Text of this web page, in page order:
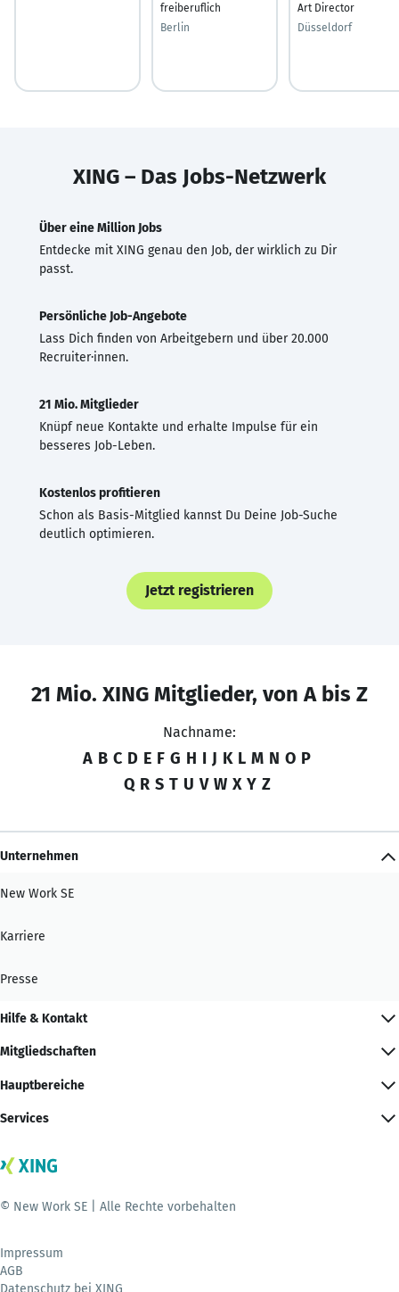
freiberuflich
Berlin
Art Director
Düsseldorf
XING – Das Jobs-Netzwerk
Über eine Million Jobs
Entdecke mit XING genau den Job, der wirklich zu Dir
passt.
Persönliche Job-Angebote
Lass Dich finden von Arbeitgebern und über 20.000
Recruiter·innen.
21 Mio. Mitglieder
Knüpf neue Kontakte und erhalte Impulse für ein
besseres Job-Leben.
Kostenlos profitieren
Schon als Basis-Mitglied kannst Du Deine Job-Suche
deutlich optimieren.
Jetzt registrieren
21 Mio. XING Mitglieder, von A bis Z
Nachname:
A B C D E F G H I J K L M N O P
Q R S T U V W X Y Z
Unternehmen
New Work SE
Karriere
Presse
Hilfe & Kontakt
Mitgliedschaften
Hauptbereiche
Services
© New Work SE | Alle Rechte vorbehalten
Impressum
AGB
Datenschutz bei XING